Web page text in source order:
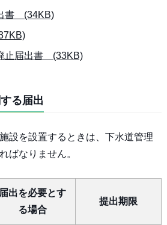
書 (34KB)
止届出書 (33KB)
る届出
設を設置するときは、下水道管理
ばなりません。
届出を必要とす
る場合
提出期限